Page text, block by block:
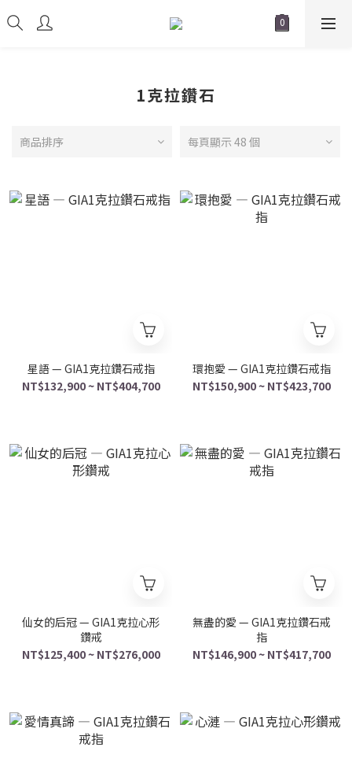
1克拉鑽石
商品排序 每頁顯示 48 個
星語 — GIA1克拉鑽石戒指
NT$132,900 ~ NT$404,700
環抱愛 — GIA1克拉鑽石戒指
NT$150,900 ~ NT$423,700
仙女的后冠 — GIA1克拉心形
鑽戒
NT$125,400 ~ NT$276,000
無盡的愛 — GIA1克拉鑽石戒
指
NT$146,900 ~ NT$417,700